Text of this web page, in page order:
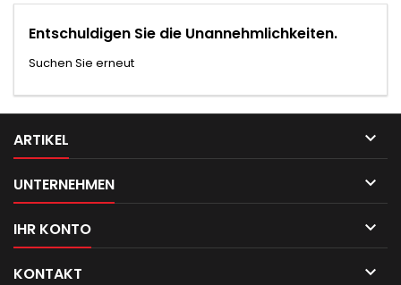
Entschuldigen Sie die Unannehmlichkeiten.
Suchen Sie erneut
ARTIKEL 
UNTERNEHMEN 
IHR KONTO 
KONTAKT 